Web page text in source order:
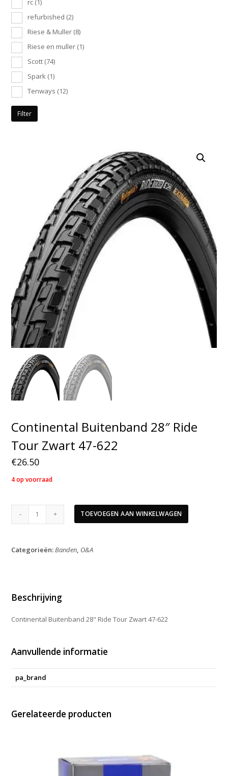
rc (1)
refurbished (2)
Riese & Muller (8)
Riese en muller (1)
Scott (74)
Spark (1)
Tenways (12)
Filter
Continental Buitenband 28″ Ride
Tour Zwart 47-622
€26.50
4 op voorraad
Continental
Tour
aantal
TOEVOEGEN AAN WINKELWAGEN
Categorieën:Banden, O&A
Beschrijving
Continental Buitenband 28" Ride Tour Zwart 47-622
Aanvullende informatie
pa_brand
Gerelateerde producten